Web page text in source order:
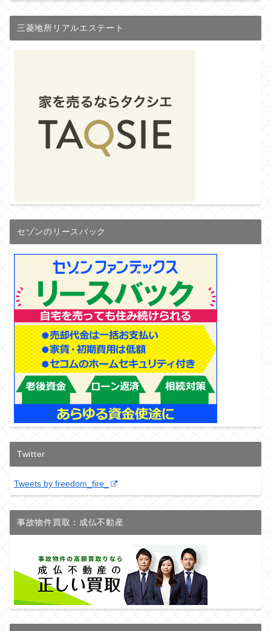
三菱地所リアルエステート
セゾンのリースバック
Twitter
Tweets by freedom_fire_
事故物件買取：成仏不動産